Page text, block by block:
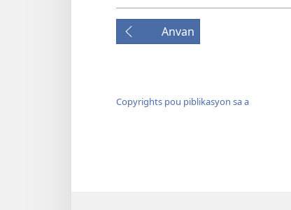
Anvan
Copyrights pou piblikasyon sa a